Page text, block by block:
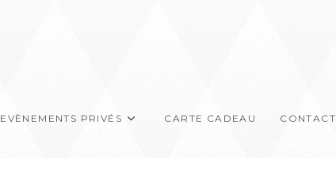
EVÈNEMENTS PRIVÉS CARTE CADEAU CONTACT